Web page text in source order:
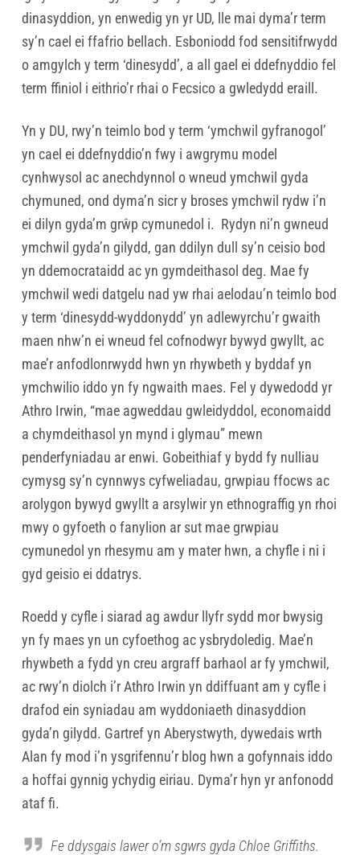
dinasyddion, yn enwedig yn yr UD, lle mai dyma’r term
sy’n cael ei ffafrio bellach. Esboniodd fod sensitifrwydd
o amgylch y term ‘dinesydd’, a all gael ei ddefnyddio fel
term ffiniol i eithrio’r rhai o Fecsico a gwledydd eraill.
Yn y DU, rwy’n teimlo bod y term ‘ymchwil gyfranogol’
yn cael ei ddefnyddio’n fwy i awgrymu model
cynhwysol ac anechdynnol o wneud ymchwil gyda
chymuned, ond dyma’n sicr y broses ymchwil rydw i’n
ei dilyn gyda’m grŵp cymunedol i. Rydyn ni’n gwneud
ymchwil gyda’n gilydd, gan ddilyn dull sy’n ceisio bod
yn ddemocrataidd ac yn gymdeithasol deg. Mae fy
ymchwil wedi datgelu nad yw rhai aelodau’n teimlo bod
y term ‘dinesydd-wyddonydd’ yn adlewyrchu’r gwaith
maen nhw’n ei wneud fel cofnodwyr bywyd gwyllt, ac
mae’r anfodlonrwydd hwn yn rhywbeth y byddaf yn
ymchwilio iddo yn fy ngwaith maes. Fel y dywedodd yr
Athro Irwin, “mae agweddau gwleidyddol, economaidd
a chymdeithasol yn mynd i glymau” mewn
penderfyniadau ar enwi. Gobeithiaf y bydd fy nulliau
cymysg sy’n cynnwys cyfweliadau, grwpiau ffocws ac
arolygon bywyd gwyllt a arsylwir yn ethnograffig yn rhoi
mwy o gyfoeth o fanylion ar sut mae grwpiau
cymunedol yn rhesymu am y mater hwn, a chyfle i ni i
gyd geisio ei ddatrys.
Roedd y cyfle i siarad ag awdur llyfr sydd mor bwysig
yn fy maes yn un cyfoethog ac ysbrydoledig. Mae’n
rhywbeth a fydd yn creu argraff barhaol ar fy ymchwil,
ac rwy’n diolch i’r Athro Irwin yn ddiffuant am y cyfle i
drafod ein syniadau am wyddoniaeth dinasyddion
gyda’n gilydd. Gartref yn Aberystwyth, dywedais wrth
Alan fy mod i’n ysgrifennu’r blog hwn a gofynnais iddo
a hoffai gynnig ychydig eiriau. Dyma’r hyn yr anfonodd
ataf fi.
Fe ddysgais lawer o’m sgwrs gyda Chloe Griffiths.